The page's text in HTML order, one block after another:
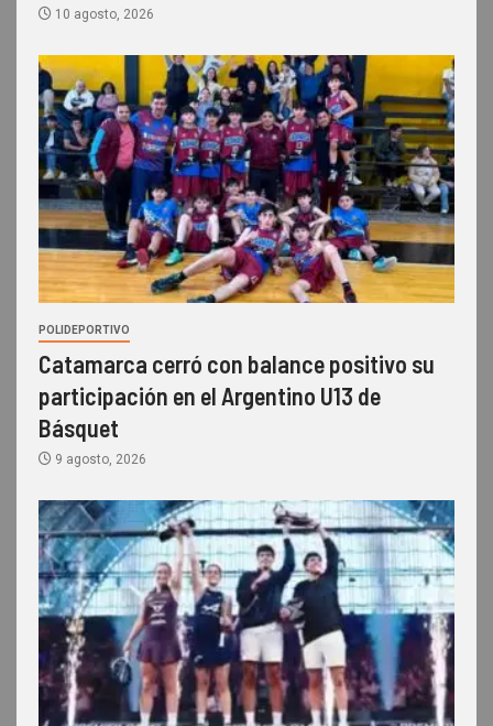
10 agosto, 2026
POLIDEPORTIVO
Catamarca cerró con balance positivo su
participación en el Argentino U13 de
Básquet
9 agosto, 2026